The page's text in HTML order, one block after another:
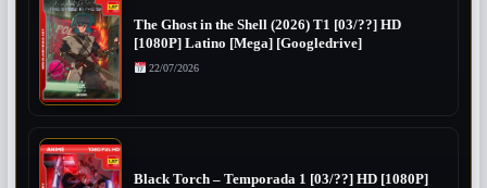
The Ghost in the Shell (2026) T1 [03/??] HD
[1080P] Latino [Mega] [Googledrive]
22/07/2026
Black Torch – Temporada 1 [03/??] HD [1080P]